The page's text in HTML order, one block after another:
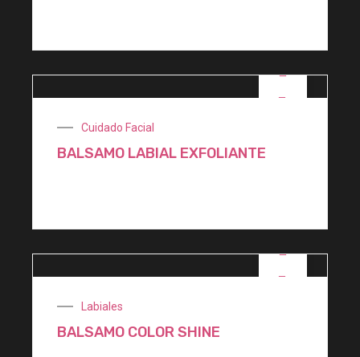
OFERTA
Cuidado Facial
BALSAMO LABIAL EXFOLIANTE
OFERTA
Labiales
BALSAMO COLOR SHINE